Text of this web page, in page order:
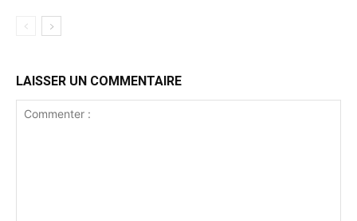
LAISSER UN COMMENTAIRE